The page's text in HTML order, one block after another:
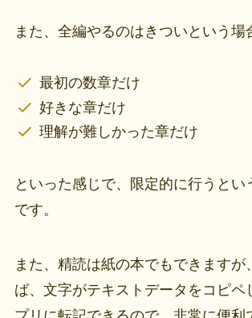
また、全編やるのはきついという場
最初の数章だけ
好きな章だけ
理解が難しかった章だけ
といった感じで、限定的に行うとい
です。
また、精読は紙の本でもできますが
ば、文字がテキストデータをコピペ